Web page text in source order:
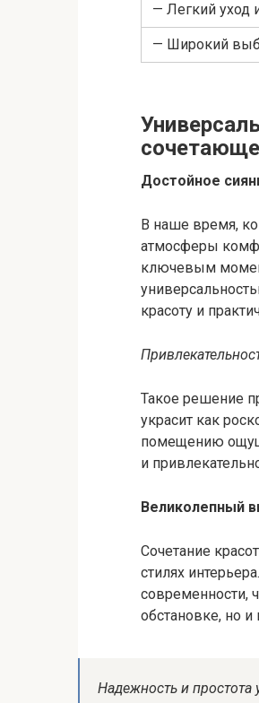
— Легкий уход
— Широкий
Достойное
В наше время,
атмосферы
ключевым
красоту и
Такое решение
украсит как
помещению
и
Великолепный
Сочетание
стилях
современности,
обстановке, но
Надежность и простота